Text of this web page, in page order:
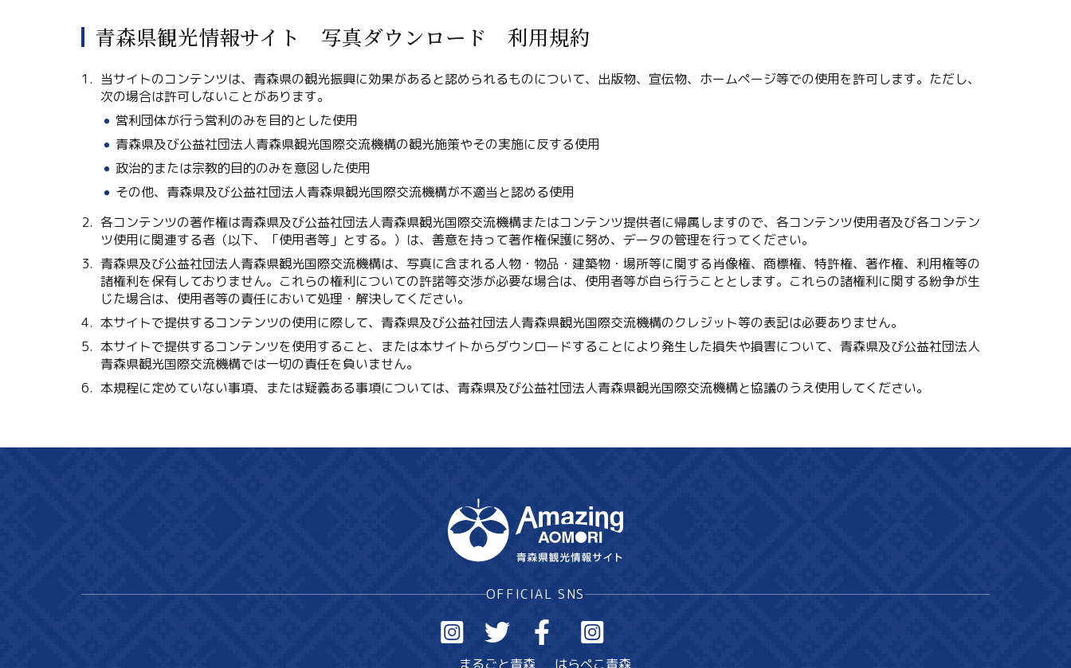
青森県観光情報サイト 写真ダウンロード 利用規約
当サイトのコンテンツは、青森県の観光振興に効果があると認められるものについて、出版物、宣伝物、ホームページ等での使用を許可します。ただし、
次の場合は許可しないことがあります。
営利団体が行う営利のみを目的とした使用
青森県及び公益社団法人青森県観光国際交流機構の観光施策やその実施に反する使用
政治的または宗教的目的のみを意図した使用
その他、青森県及び公益社団法人青森県観光国際交流機構が不適当と認める使用
各コンテンツの著作権は青森県及び公益社団法人青森県観光国際交流機構またはコンテンツ提供者に帰属しますので、各コンテンツ使用者及び各コンテン
ツ使用に関連する者（以下、「使用者等」とする。）は、善意を持って著作権保護に努め、データの管理を行ってください。
青森県及び公益社団法人青森県観光国際交流機構は、写真に含まれる人物・物品・建築物・場所等に関する肖像権、商標権、特許権、著作権、利用権等の
諸権利を保有しておりません。これらの権利についての許諾等交渉が必要な場合は、使用者等が自ら行うこととします。これらの諸権利に関する紛争が生
じた場合は、使用者等の責任において処理・解決してください。
本サイトで提供するコンテンツの使用に際して、青森県及び公益社団法人青森県観光国際交流機構のクレジット等の表記は必要ありません。
本サイトで提供するコンテンツを使用すること、または本サイトからダウンロードすることにより発生した損失や損害について、青森県及び公益社団法人
青森県観光国際交流機構では一切の責任を負いません。
本規程に定めていない事項、または疑義ある事項については、青森県及び公益社団法人青森県観光国際交流機構と協議のうえ使用してください。
OFFICIAL SNS
まるごと青森 はらぺこ青森
Twitter
Line